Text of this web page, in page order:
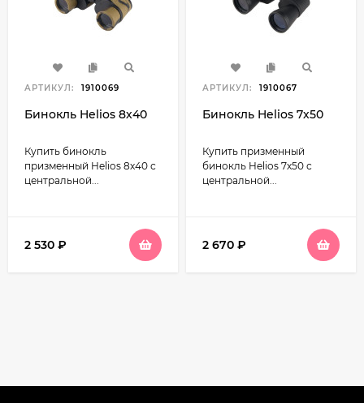
АРТИКУЛ: 1910069
Бинокль Helios 8х40
Купить бинокль
призменный Helios 8х40 с
центральной...
2 530 ₽
АРТИКУЛ: 1910067
Бинокль Helios 7х50
Купить призменный
бинокль Helios 7х50 с
центральной...
2 670 ₽